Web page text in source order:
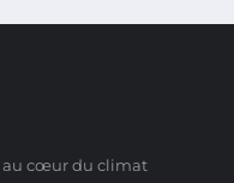
au cœur du climat